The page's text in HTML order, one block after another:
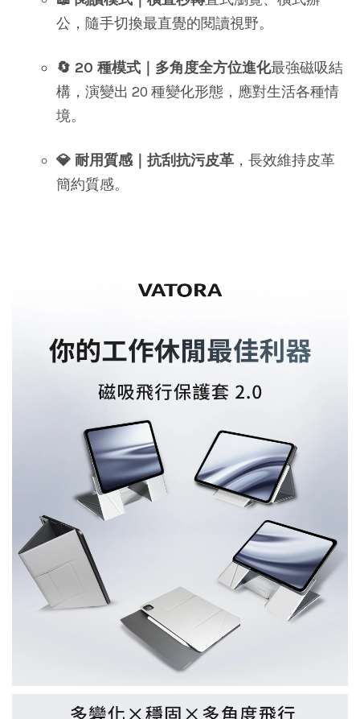
公，隨手切換最直覺的閱讀視野。
🔄 20 種模式｜多角度全方位進化最強磁吸結
構，演變出 20 種變化形態，應對生活各種情
境。
💎 耐用質感｜抗刮抗污皮革 ，長效維持皮革
簡約質感。